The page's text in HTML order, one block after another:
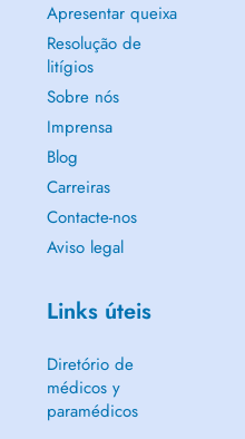
Apresentar queixa
Resolução de
litígios
Sobre nós
Imprensa
Blog
Carreiras
Contacte-nos
Aviso legal
Links úteis
Diretório de
médicos y
paramédicos